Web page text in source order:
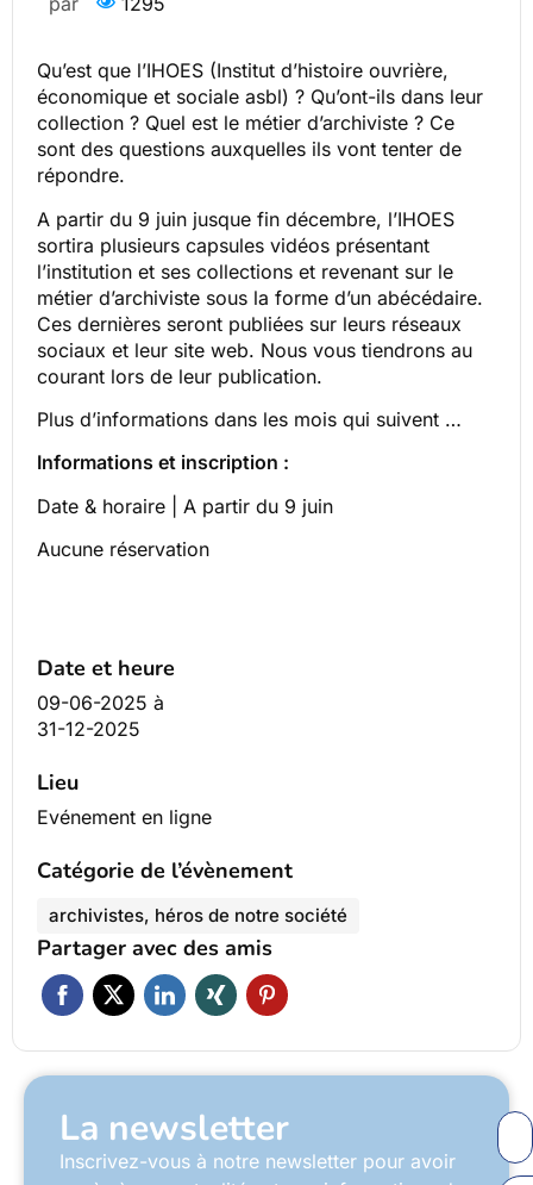
Qu’est que l’IHOES (Institut d’histoire ouvrière,
économique et sociale asbl) ? Qu’ont-ils dans leur
collection ? Quel est le métier d’archiviste ? Ce
sont des questions auxquelles ils vont tenter de
répondre.
A partir du 9 juin jusque fin décembre, l’IHOES
sortira plusieurs capsules vidéos présentant
l’institution et ses collections et revenant sur le
métier d’archiviste sous la forme d’un abécédaire.
Ces dernières seront publiées sur leurs réseaux
sociaux et leur site web. Nous vous tiendrons au
courant lors de leur publication.
Plus d’informations dans les mois qui suivent …
Informations et inscription :
Date & horaire | A partir du 9 juin
Aucune réservation
Date et heure
09-06-2025 à
31-12-2025
Lieu
Evénement en ligne
Catégorie de l’évènement
archivistes, héros de notre société
Partager avec des amis
La newsletter
Inscrivez-vous à notre newsletter pour avoir